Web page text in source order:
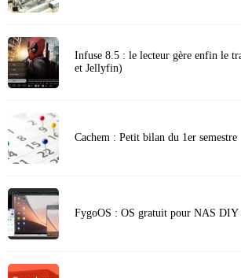
Infuse 8.5 : le lecteur gère enfin le
et Jellyfin)
Cachem : Petit bilan du 1er semestre
FygoOS : OS gratuit pour NAS